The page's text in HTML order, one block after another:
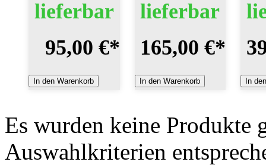
lieferbar
95,00 €*
In den Warenkorb
lieferbar
165,00 €*
In den Warenkorb In
Es wurden keine Produkte
Auswahlkriterien